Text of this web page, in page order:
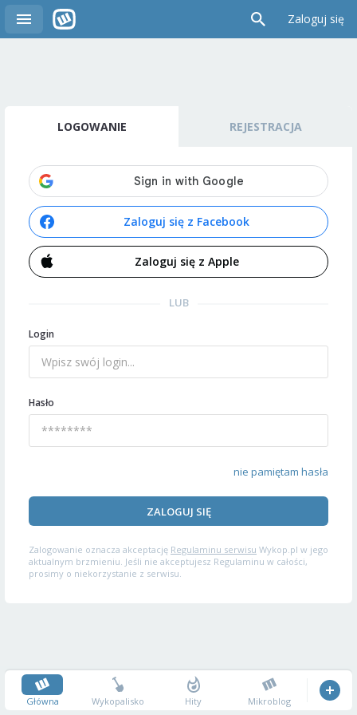
Zaloguj się
LOGOWANIE REJESTRACJA
Zaloguj się z Facebook
Zaloguj się z Apple
LUB
Login
Hasło
nie pamiętam hasła
ZALOGUJ SIĘ
Zalogowanie oznacza akceptację Regulaminu serwisu Wykop.pl w jego
aktualnym brzmieniu. Jeśli nie akceptujesz Regulaminu w całości,
prosimy o niekorzystanie z serwisu.
Główna Wykopalisko Hity Mikroblog